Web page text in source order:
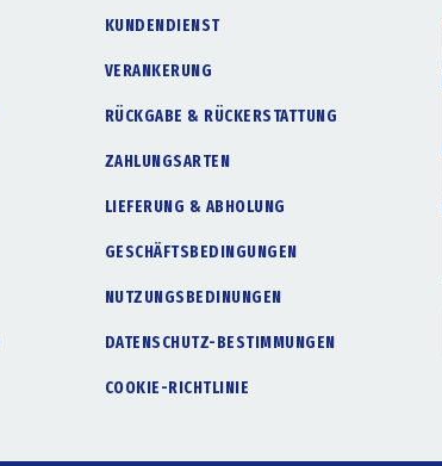
KUNDENDIENST
VERANKERUNG
RÜCKGABE & RÜCKERSTATTUNG
ZAHLUNGSARTEN
LIEFERUNG & ABHOLUNG
GESCHÄFTSBEDINGUNGEN
NUTZUNGSBEDINUNGEN
DATENSCHUTZ-BESTIMMUNGEN
COOKIE-RICHTLINIE